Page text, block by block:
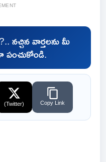
నచ్చిన వార్తలను మీ
పంచుకోండి.
(Twitter) Copy Link